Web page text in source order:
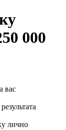
000
вас
лично